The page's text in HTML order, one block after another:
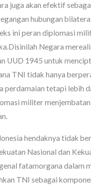
juga akan efektif
hubungan
ini peran diplomasi
Negara
UUD 1945 untuk
TNI tidak hanya
perdamaian tetapi lebih
militer
hendaknya tidak
Nasional dan
fatamorgana dalam
TNI sebagai